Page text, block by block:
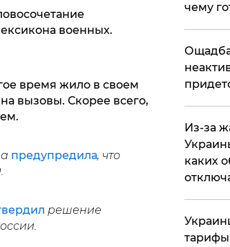
военных.
время жило в своем
вызовы. Скорее всего,
предупредила, что
решение
чему
Из-за
каких
тарифы